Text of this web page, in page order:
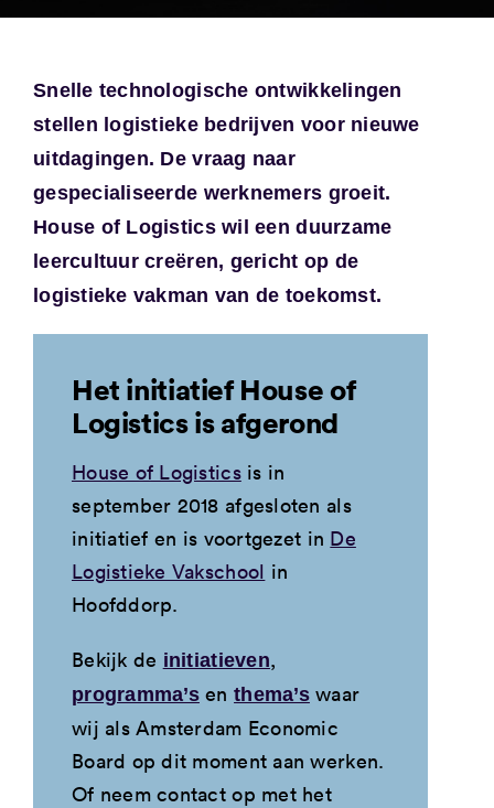
Snelle technologische ontwikkelingen
stellen logistieke bedrijven voor nieuwe
uitdagingen. De vraag naar
gespecialiseerde werknemers groeit.
House of Logistics wil een duurzame
leercultuur creëren, gericht op de
logistieke vakman van de toekomst.
Het initiatief House of
Logistics is afgerond
House of Logisticsis in
september 2018 afgesloten als
initiatief en is voortgezet in De
Logistieke Vakschool in
Hoofddorp.
Bekijk de initiatieven,
programma’senthema’s waar
wij als Amsterdam Economic
Board op dit moment aan werken.
Of neem contact op met het